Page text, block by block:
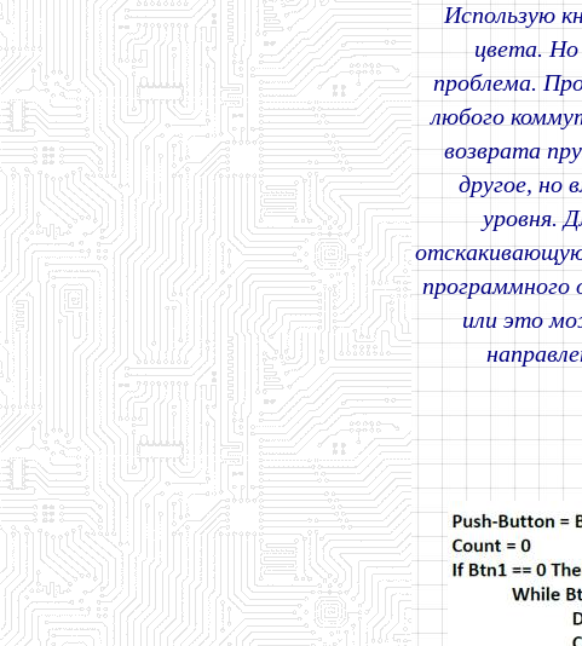
Использую
цвета. Но
проблема.
любого
возврата
другое, но
уровня.
программного
или это